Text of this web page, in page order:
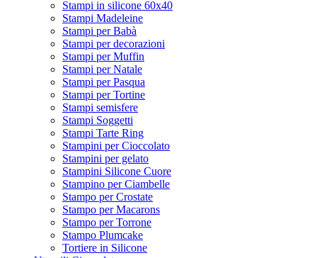
Stampi in silicone 60x40
Stampi Madeleine
Stampi per Babà
Stampi per decorazioni
Stampi per Muffin
Stampi per Natale
Stampi per Pasqua
Stampi per Tortine
Stampi semisfere
Stampi Soggetti
Stampi Tarte Ring
Stampini per Cioccolato
Stampini per gelato
Stampini Silicone Cuore
Stampino per Ciambelle
Stampo per Crostate
Stampo per Macarons
Stampo per Torrone
Stampo Plumcake
Tortiere in Silicone